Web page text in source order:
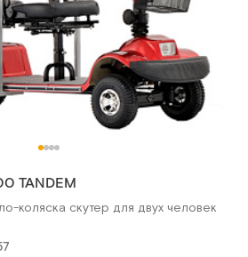
TANDEM
коляска скутер для двух человек